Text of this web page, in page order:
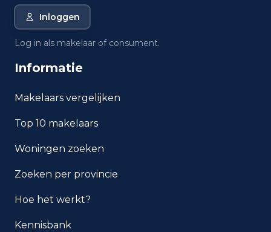
Wat is de gemiddelde WOZ-
Wat is het gemiddelde
Rotterdam?
Hoe veilig is wonen in
Welke woningtypen komen
het meest voor in Rotterdam?
Inloggen
Log in als makelaar of consument.
Informatie
Makelaars vergelijken
Top 10 makelaars
Woningen zoeken
Zoeken per provincie
Hoe het werkt?
Kennisbank